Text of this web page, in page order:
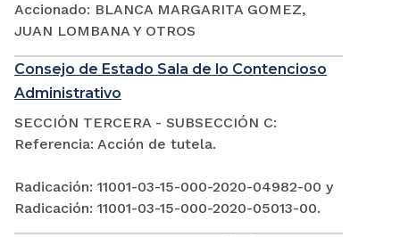
Accionado: BLANCA MARGARITA GOMEZ,
JUAN LOMBANA Y OTROS
Consejo de Estado Sala de lo Contencioso
Administrativo
SECCIÓN TERCERA - SUBSECCIÓN C:
Referencia: Acción de tutela.
Radicación: 11001-03-15-000-2020-04982-00 y
Radicación: 11001-03-15-000-2020-05013-00.